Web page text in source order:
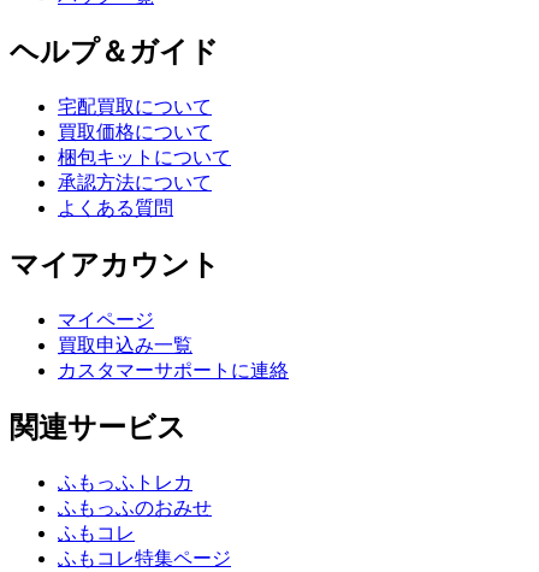
ヘルプ＆ガイド
宅配買取について
買取価格について
梱包キットについて
承認方法について
よくある質問
マイアカウント
マイページ
買取申込み一覧
カスタマーサポートに連絡
関連サービス
ふもっふトレカ
ふもっふのおみせ
ふもコレ
ふもコレ特集ページ